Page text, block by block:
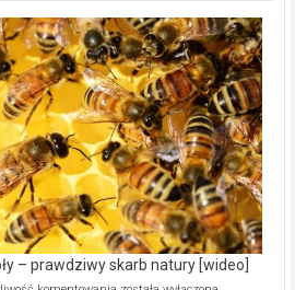
Wręczyca
Wielka
z
dofinansowaniem
ponad
15,6
mln
na
modernizację
oczyszczalni
ścieków
[wideo]
– prawdziwy skarb natury [wideo]